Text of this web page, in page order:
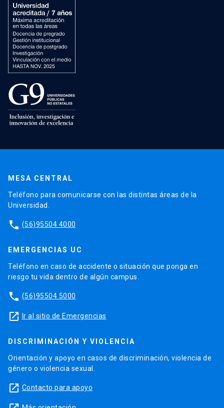
MESA CENTRAL
Teléfono para comunicarse con las distintas áreas de la
Universidad.
phone (56)95504 4000
EMERGENCIAS UC
Teléfono en caso de accidente o situación que ponga en
riesgo tu vida dentro de algún campus.
phone (56)95504 5000
launch Ir al sitio de Emergencias
DISCRIMINACIÓN Y VIOLENCIA
Orientación y apoyo en casos de discriminación, violencia de
género o violencia sexual.
launch Contacto para apoyo